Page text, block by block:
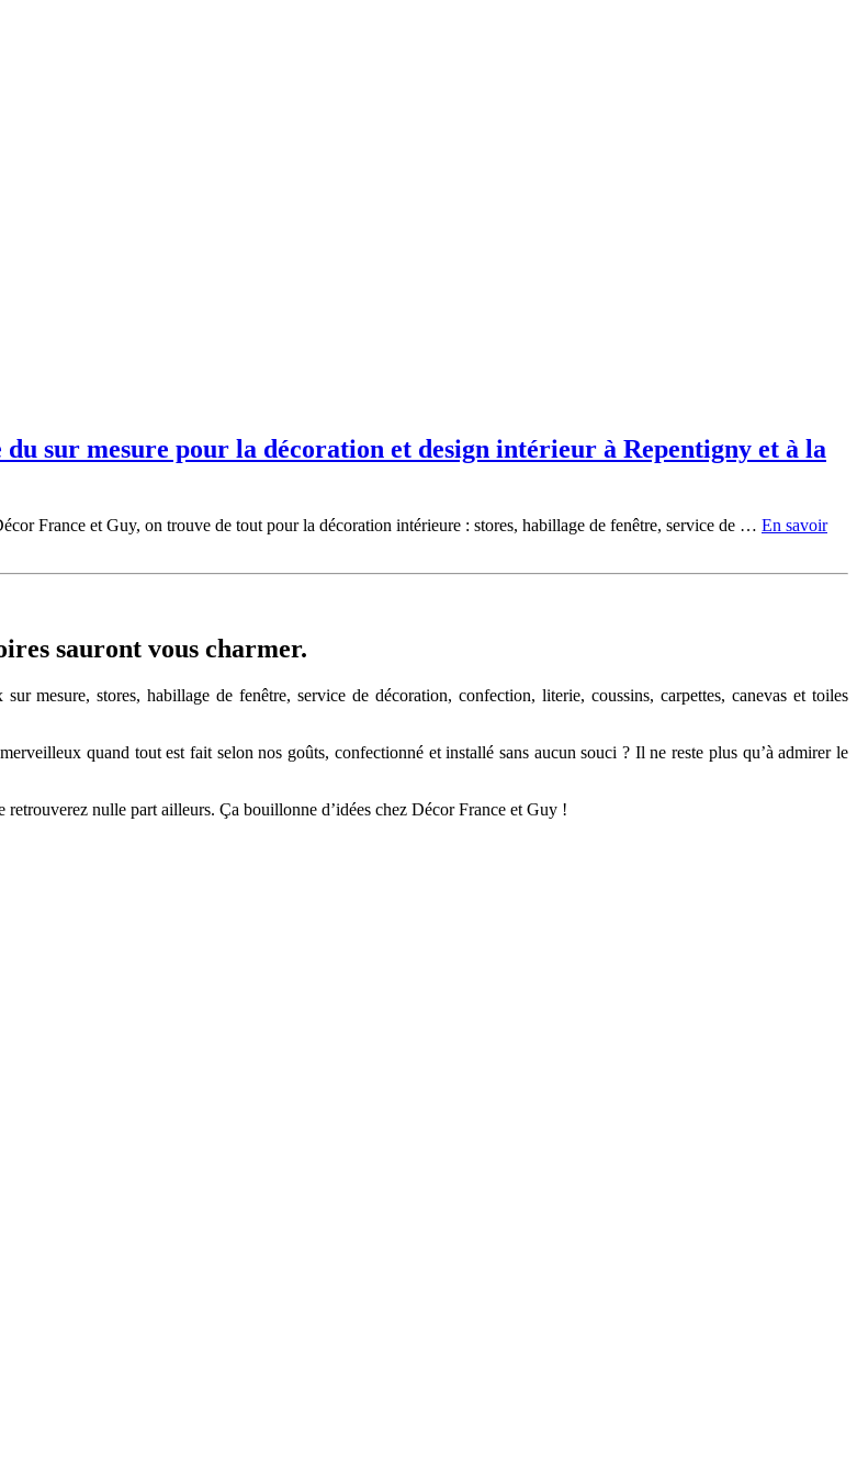
sur mesure pour la décoration et design intérieur à Repentigny et à la
France et Guy, on trouve de tout pour la décoration intérieure : stores, habillage de fenêtre, service de … En savoir
sauront vous charmer.
mesure, stores, habillage de fenêtre, service de décoration, confection, literie, coussins, carpettes, canevas et toiles
quand tout est fait selon nos goûts, confectionné et installé sans aucun souci ? Il ne reste plus qu’à admirer le
nulle part ailleurs. Ça bouillonne d’idées chez Décor France et Guy !